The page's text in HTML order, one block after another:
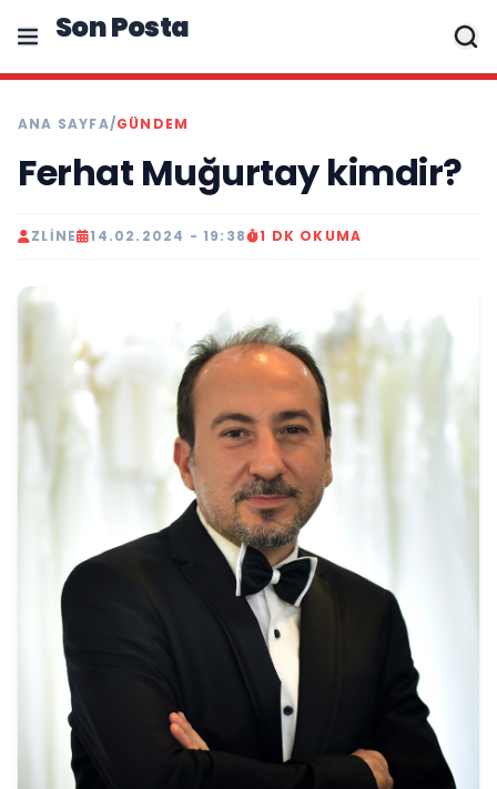
Son Posta
ANA SAYFA/GÜNDEM
Ferhat Muğurtay kimdir?
ZLINE 14.02.2024 - 19:38 1 DK OKUMA